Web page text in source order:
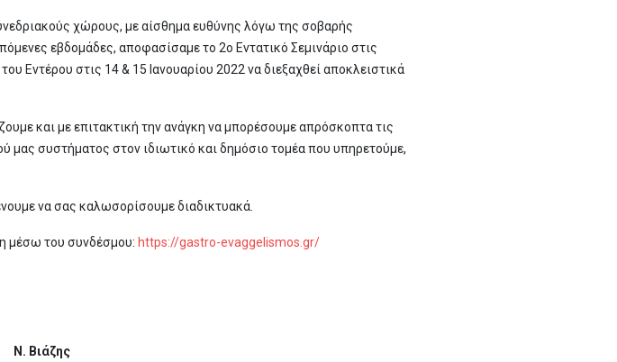
χώρους, με αίσθημα ευθύνης λόγω της σοβαρής
εβδομάδες, αποφασίσαμε το 2ο Εντατικό Σεμινάριο στις
Εντέρου στις 14 & 15 Ιανουαρίου 2022 να διεξαχθεί αποκλειστικά
και με επιτακτική την ανάγκη να μπορέσουμε απρόσκοπτα τις
μας συστήματος στον ιδιωτικό και δημόσιο τομέα που υπηρετούμε,
να σας καλωσορίσουμε διαδικτυακά.
μέσω του συνδέσμου: https://gastro-evaggelismos.gr/
Ν. Βιάζης